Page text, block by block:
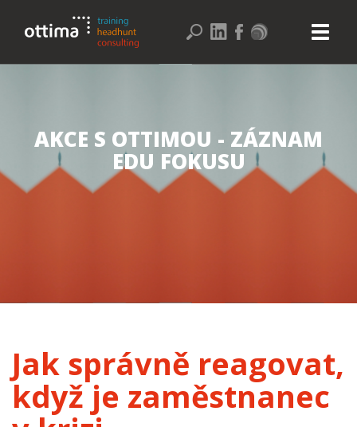
AKCE S OTTIMOU - ZÁZNAM
EDU FOKUSU
Jak správně reagovat,
když je zaměstnanec